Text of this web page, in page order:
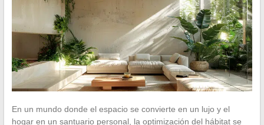
En un mundo donde el espacio se convierte en un lujo y el
hogar en un santuario personal, la optimización del hábitat se